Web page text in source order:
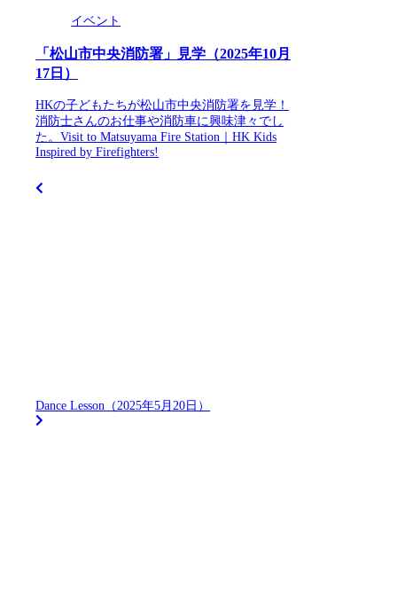
イベント
「松山市中央消防署」見学（2025年10月
17日）
HKの子どもたちが松山市中央消防署を見学！
消防士さんのお仕事や消防車に興味津々でし
た。Visit to Matsuyama Fire Station｜HK Kids
Inspired by Firefighters!
Dance Lesson（2025年5月20日）